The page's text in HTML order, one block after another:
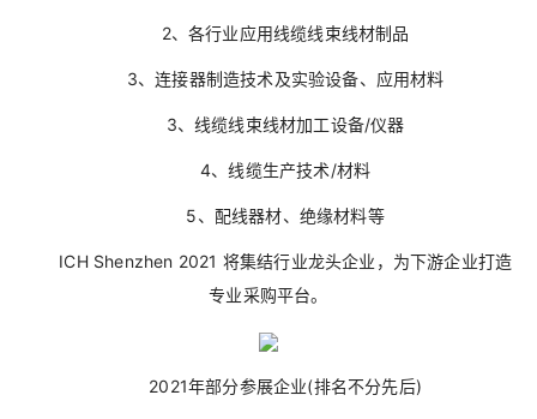
2、各行业应用线缆线束线材制品
3、连接器制造技术及实验设备、应用材料
3、线缆线束线材加工设备/仪器
4、线缆生产技术/材料
5、配线器材、绝缘材料等
ICH Shenzhen 2021 将集结行业龙头企业，为下游企业打造
专业采购平台。
2021年部分参展企业(排名不分先后)